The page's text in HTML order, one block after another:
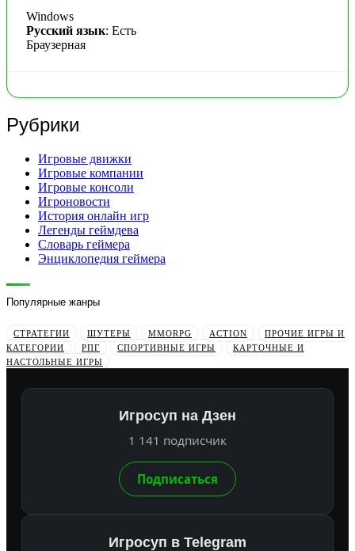
Windows
Русский язык: Есть
Браузерная
Рубрики
Игровые движки
Игровые компании
Игровые консоли
Игроновости
История онлайн игр
Легенды геймдева
Словарь геймера
Энциклопедия геймера
Популярные жанры
СТРАТЕГИИ ШУТЕРЫ MMORPG ACTION
ПРОЧИЕ ИГРЫ И
КАТЕГОРИИ
РПГ СПОРТИВНЫЕ ИГРЫ
КАРТОЧНЫЕ И
НАСТОЛЬНЫЕ ИГРЫ
Игросуп на Дзен
1 141 подписчик
Подписаться
Игросуп в Telegram